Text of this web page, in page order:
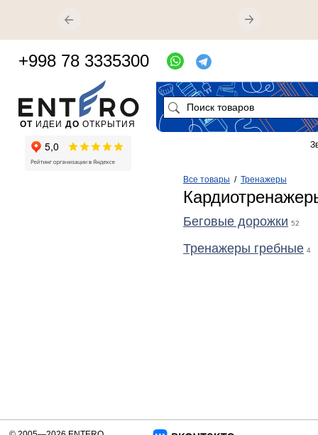
Все товары / Тренажеры
Беговые дорожки 52
Тренажеры гребные 4
ОТ ИДЕИ ДО ОТКРЫТИЯ
+998 78 3335300